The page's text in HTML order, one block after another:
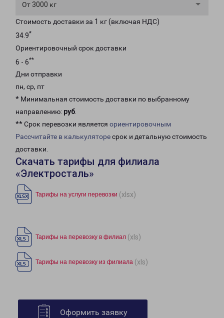
От 3000 кг
Стоимость доставки за 1 кг (включая НДС)
34.9*
Ориентировочный срок доставки
6 - 6**
Дни отправки
пн, ср, пт
* Минимальная стоимость доставки по выбранному
направлению: руб.
** Срок перевозки является ориентировочным
Рассчитайте в калькуляторесрок и детальную стоимость
доставки.
Скачать тарифы для филиала
«Электросталь»
Тарифы на услуги перевозки (xlsx)
Тарифы на перевозку в филиал (xls)
Тарифы на перевозку из филиала (xls)
Оформить заявку